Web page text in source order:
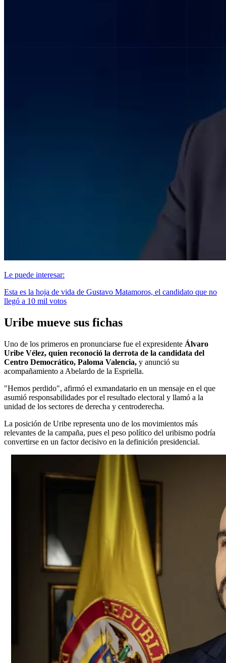
Le puede interesar:
Esta es la hoja de vida de Gustavo Matamoros, el candidato que no
llegó a 10 mil votos
Uribe mueve sus fichas
Uno de los primeros en pronunciarse fue el expresidente Álvaro
Uribe Vélez, quien reconoció la derrota de la candidata del
Centro Democrático, Paloma Valencia, y anunció su
acompañamiento a Abelardo de la Espriella.
"Hemos perdido", afirmó el exmandatario en un mensaje en el que
asumió responsabilidades por el resultado electoral y llamó a la
unidad de los sectores de derecha y centroderecha.
La posición de Uribe representa uno de los movimientos más
relevantes de la campaña, pues el peso político del uribismo podría
convertirse en un factor decisivo en la definición presidencial.